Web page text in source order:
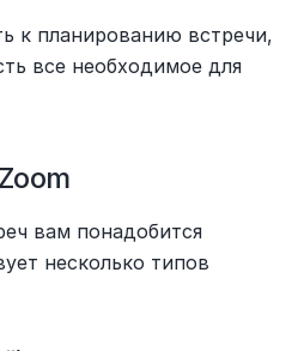
к планированию встречи,
все необходимое для
вам понадобится
несколько типов